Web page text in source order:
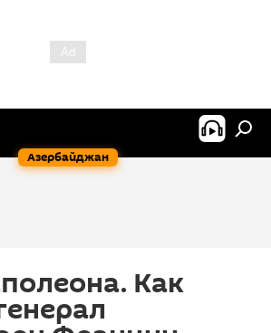
Азербайджан
Как